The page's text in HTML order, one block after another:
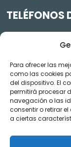
Para ofrecer las
como las cookies
del dispositivo. El
permitirá procesar
navegación o las
consentir o retirar
a ciertas
TELÉFONOS
Jardinería y
Videos de